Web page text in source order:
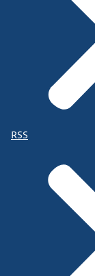
RSS